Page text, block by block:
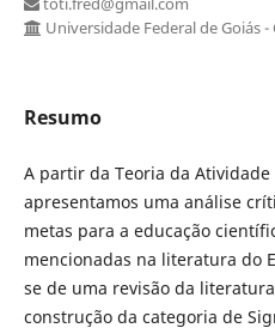
Universidade Federal de Goiás -
Resumo
A partir da Teoria da
apresentamos uma análise
metas para a educação
mencionadas na literatura do
se de uma revisão da
construção da categoria de